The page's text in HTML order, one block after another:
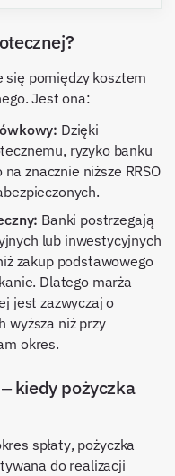
się pomiędzy kosztem
Jest ona:
Dzięki
ryzyko banku
znacznie niższe RRSO
Banki postrzegają
lub inwestycyjnych
zakup podstawowego
Dlatego marża
jest zazwyczaj o
wyższa niż przy
okres.
kiedy pożyczka
spłaty, pożyczka
do realizacji